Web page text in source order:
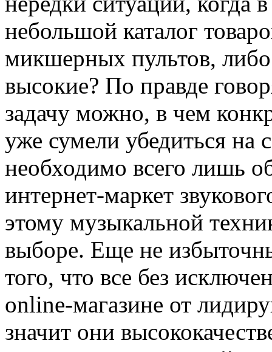
небольшой каталог
микшерных пультов,
высокие? По правде
задачу можно, в чем
уже сумели убедиться на
необходимо всего лишь
интернет-маркет
этому музыкальной
выборе. Еще не
того, что все без
online-магазине от
значит они